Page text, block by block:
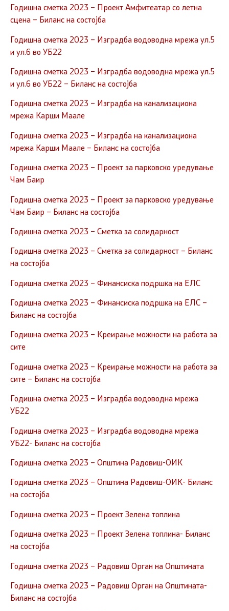
Годишна сметка 2023 – Проект Амфитеатар со летна
сцена – Биланс на состојба
Годишна сметка 2023 – Изградба водоводна мрежа ул.5
и ул.6 во УБ22
Годишна сметка 2023 – Изградба водоводна мрежа ул.5
и ул.6 во УБ22 – Биланс на состојба
Годишна сметка 2023 – Изградба на канализациона
мрежа Карши Маале
Годишна сметка 2023 – Изградба на канализациона
мрежа Карши Маале – Биланс на состојба
Годишна сметка 2023 – Проект за парковско уредување
Чам Баир
Годишна сметка 2023 – Проект за парковско уредување
Чам Баир – Биланс на состојба
Годишна сметка 2023 – Сметка за солидарност
Годишна сметка 2023 – Сметка за солидарност – Биланс
на состојба
Годишна сметка 2023 – Финансиска подршка на ЕЛС
Годишна сметка 2023 – Финансиска подршка на ЕЛС –
Биланс на состојба
Годишна сметка 2023 – Креирање можности на работа за
сите
Годишна сметка 2023 – Креирање можности на работа за
сите – Биланс на состојба
Годишна сметка 2023 – Изградба водоводна мрежа
УБ22
Годишна сметка 2023 – Изградба водоводна мрежа
УБ22- Биланс на состојба
Годишна сметка 2023 – Општина Радовиш-ОИК
Годишна сметка 2023 – Општина Радовиш-ОИК- Биланс
на состојба
Годишна сметка 2023 – Проект Зелена топлина
Годишна сметка 2023 – Проект Зелена топлина- Биланс
на состојба
Годишна сметка 2023 – Радовиш Орган на Општината
Годишна сметка 2023 – Радовиш Орган на Општината-
Биланс на состојба